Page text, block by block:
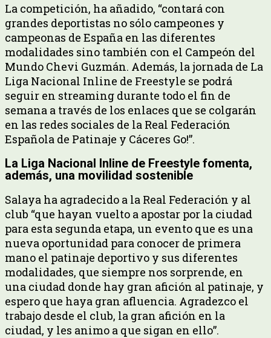
La competición, ha añadido, “contará con
grandes deportistas no sólo campeones y
campeonas de España en las diferentes
modalidades sino también con el Campeón del
Mundo Chevi Guzmán. Además, la jornada de La
Liga Nacional Inline de Freestyle se podrá
seguir en streaming durante todo el fin de
semana a través de los enlaces que se colgarán
en las redes sociales de la Real Federación
Española de Patinaje y Cáceres Go!”.
La Liga Nacional Inline de Freestyle fomenta,
además, una movilidad sostenible
Salaya ha agradecido a la Real Federación y al
club “que hayan vuelto a apostar por la ciudad
para esta segunda etapa, un evento que es una
nueva oportunidad para conocer de primera
mano el patinaje deportivo y sus diferentes
modalidades, que siempre nos sorprende, en
una ciudad donde hay gran afición al patinaje, y
espero que haya gran afluencia. Agradezco el
trabajo desde el club, la gran afición en la
ciudad, y les animo a que sigan en ello”.